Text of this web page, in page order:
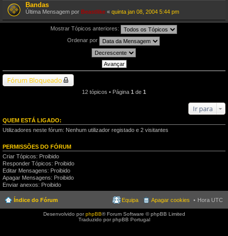
Bandas
Última Mensagem por Beastlike « quinta jan 08, 2004 5:44 pm
Mostrar Tópicos anteriores:
Ordenar por
Fórum Bloqueado
12 tópicos • Página 1 de 1
Ir para
QUEM ESTÁ LIGADO:
Utilizadores neste fórum: Nenhum utilizador registado e 2 visitantes
PERMISSÕES DO FÓRUM
Criar Tópicos: Proibido
Responder Tópicos: Proibido
Editar Mensagens: Proibido
Apagar Mensagens: Proibido
Enviar anexos: Proibido
Índice do Fórum Hora UTC
Apagar cookies
Equipa
Desenvolvido porphpBB® Forum Software © phpBB Limited
Traduzido por phpBB Portugal